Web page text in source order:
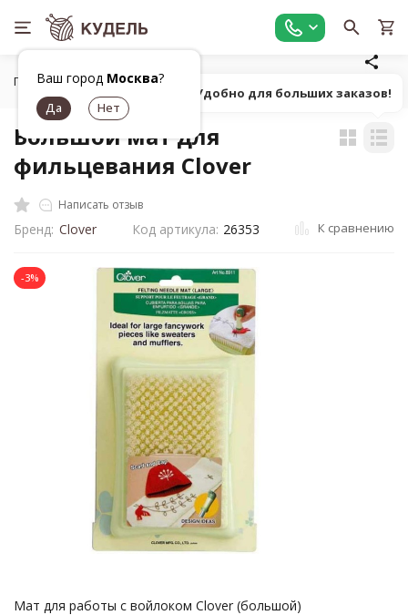
Ваш город Москва?
Главная Товары для валяния
Большой мат для
фильцевания Clover
Написать отзыв
Бренд: Clover Код артикула: 26353 К сравнению
-3%
Мат для работы с войлоком Clover (большой)
Попробуй! Удобно для больших заказов!